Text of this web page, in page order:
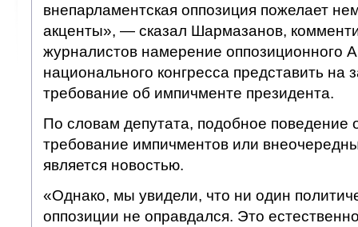
внепарламентская оппозиция пожелает
акценты», — сказал Шармазанов,
журналистов намерение оппозиционного
национального конгресса представить на
требование об импичменте президента.
По словам депутата, подобное поведение
требование импичментов или
является новостью.
«Однако, мы увидели, что ни один
оппозиции не оправдался. Это